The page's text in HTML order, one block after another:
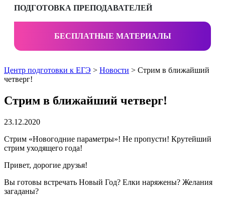
ПОДГОТОВКА ПРЕПОДАВАТЕЛЕЙ
БЕСПЛАТНЫЕ МАТЕРИАЛЫ
Центр подготовки к ЕГЭ > Новости > Стрим в ближайший
четверг!
Стрим в ближайший четверг!
23.12.2020
Стрим «Новогодние параметры»! Не пропусти! Крутейший
стрим уходящего года!
Привет, дорогие друзья!
Вы готовы встречать Новый Год? Елки наряжены? Желания
загаданы?